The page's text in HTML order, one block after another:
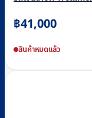
฿41,000
สินค้าหมดแล้ว